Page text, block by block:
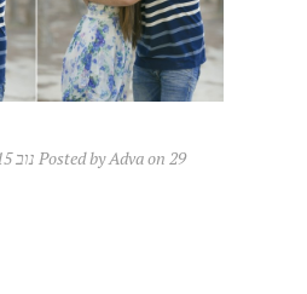
Posted by Adva on 29 נוב 2015 /